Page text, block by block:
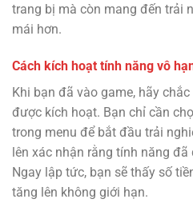
trang bị mà còn mang đến trải
mái hơn.
Cách kích hoạt tính năng vô
Khi bạn đã vào game, hãy
được kích hoạt. Bạn chỉ cần
trong menu để bắt đầu trải
lên xác nhận rằng tính năng
Ngay lập tức, bạn sẽ thấy số
tăng lên không giới hạn.